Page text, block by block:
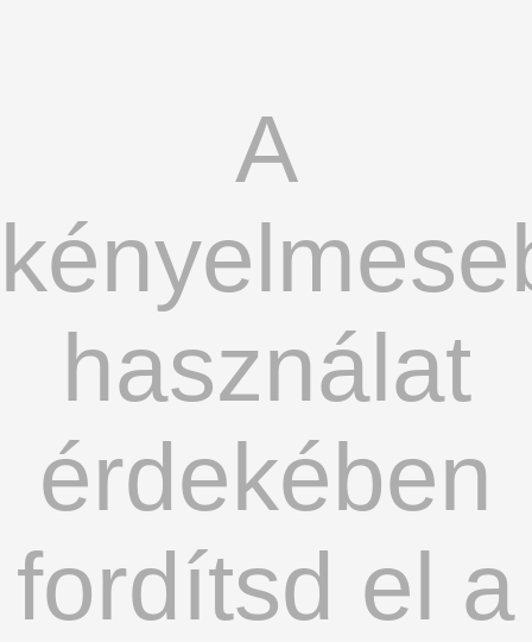
A
használat
érdekében
fordítsd el a